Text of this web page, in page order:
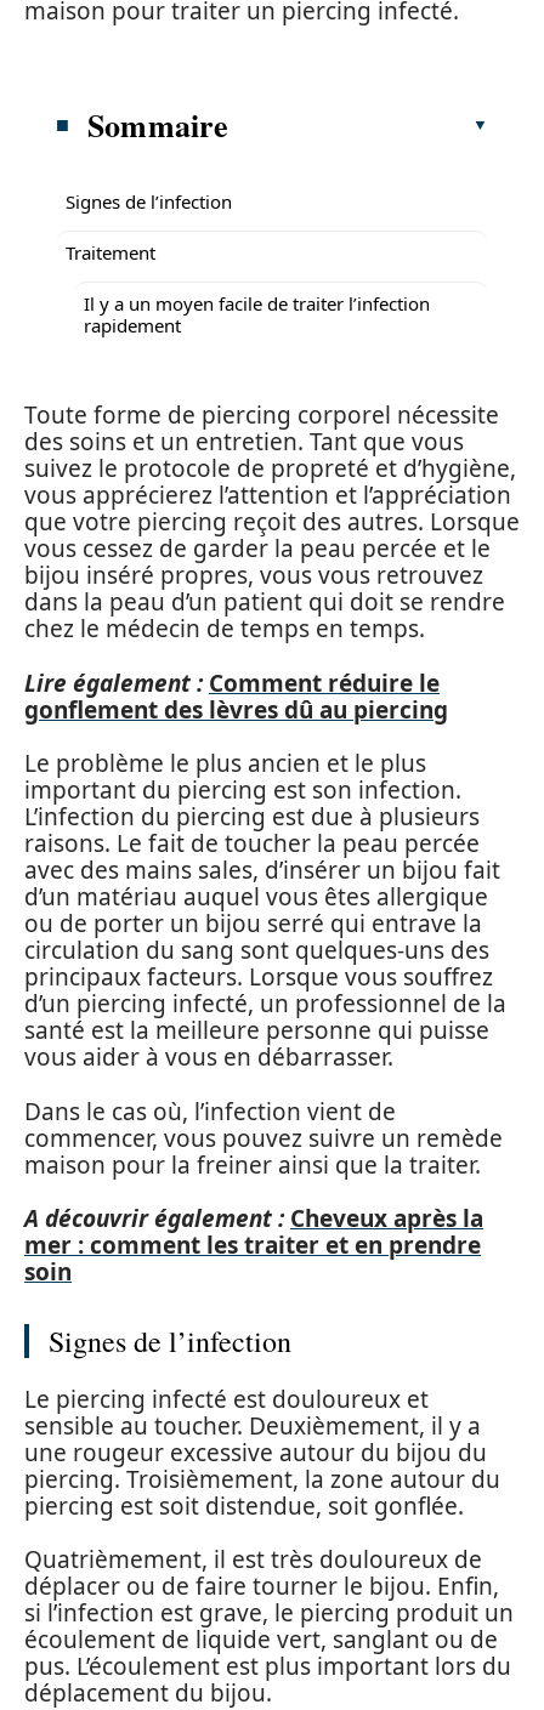
maison pour traiter un piercing infecté.
Sommaire
Signes de l’infection
Traitement
Il y a un moyen facile de traiter l’infection
rapidement
Toute forme de piercing corporel nécessite
des soins et un entretien. Tant que vous
suivez le protocole de propreté et d’hygiène,
vous apprécierez l’attention et l’appréciation
que votre piercing reçoit des autres. Lorsque
vous cessez de garder la peau percée et le
bijou inséré propres, vous vous retrouvez
dans la peau d’un patient qui doit se rendre
chez le médecin de temps en temps.
Lire également : Comment réduire le
gonflement des lèvres dû au piercing
Le problème le plus ancien et le plus
important du piercing est son infection.
L’infection du piercing est due à plusieurs
raisons. Le fait de toucher la peau percée
avec des mains sales, d’insérer un bijou fait
d’un matériau auquel vous êtes allergique
ou de porter un bijou serré qui entrave la
circulation du sang sont quelques-uns des
principaux facteurs. Lorsque vous souffrez
d’un piercing infecté, un professionnel de la
santé est la meilleure personne qui puisse
vous aider à vous en débarrasser.
Dans le cas où, l’infection vient de
commencer, vous pouvez suivre un remède
maison pour la freiner ainsi que la traiter.
A découvrir également : Cheveux après la
mer : comment les traiter et en prendre
soin
Signes de l’infection
Le piercing infecté est douloureux et
sensible au toucher. Deuxièmement, il y a
une rougeur excessive autour du bijou du
piercing. Troisièmement, la zone autour du
piercing est soit distendue, soit gonflée.
Quatrièmement, il est très douloureux de
déplacer ou de faire tourner le bijou. Enfin,
si l’infection est grave, le piercing produit un
écoulement de liquide vert, sanglant ou de
pus. L’écoulement est plus important lors du
déplacement du bijou.